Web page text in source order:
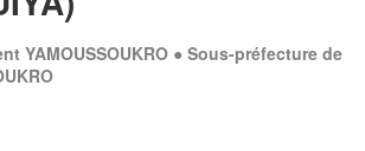
YAMOUSSOUKRO ● Sous-préfecture de